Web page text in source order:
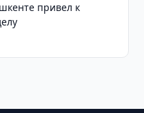
привел к